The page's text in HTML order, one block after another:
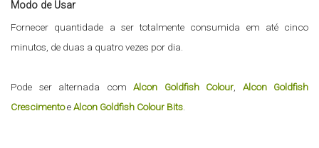
Modo de Usar
Fornecer quantidade a ser totalmente consumida em até cinco
minutos, de duas a quatro vezes por dia.
Pode ser alternada com Alcon Goldfish Colour
Alcon Goldfish
CrescimentoeAlcon Goldfish Colour Bits